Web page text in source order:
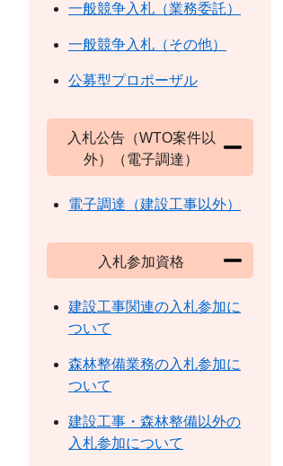
一般競争入札（業務委託）
一般競争入札（その他）
公募型プロポーザル
入札公告（WTO案件以
外）（電子調達）
電子調達（建設工事以外）
入札参加資格
建設工事関連の入札参加に
ついて
森林整備業務の入札参加に
ついて
建設工事・森林整備以外の
入札参加について